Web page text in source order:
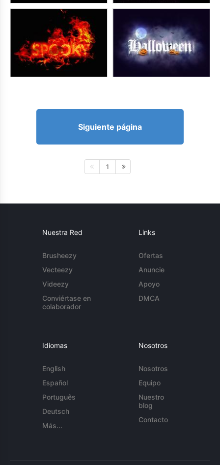
Siguiente página
1
Nuestra Red
Brusheezy
Vecteezy
Videezy
Conviértase en
colaborador
Links
Ofertas
Anuncie
Apoyo
DMCA
Idiomas
English
Español
Português
Deutsch
Más...
Nosotros
Nosotros
Equipo
Nuestro
blog
Contacto